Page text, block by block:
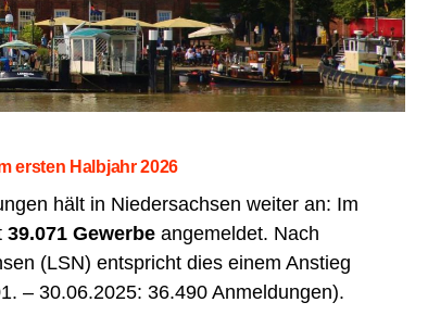
ers­ten Halb­jahr 2026
hält in Nie­der­sach­sen wei­ter an: Im
39.071 Gewer­be ange­mel­det. Nach
(LSN) ent­spricht dies einem Anstieg
– 30.06.2025: 36.490 Anmeldungen).